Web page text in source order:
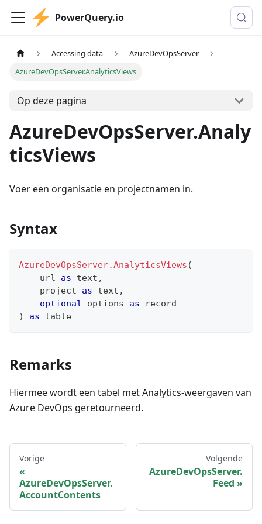
PowerQuery.io
Accessing data
AzureDevOpsServer
AzureDevOpsServer.AnalyticsViews
Op deze pagina
AzureDevOpsServer.Analy
ticsViews
Voer een organisatie en projectnamen in.
Syntax
AzureDevOpsServer.AnalyticsViews (
    url
as text ,
    project
as text ,
optional options as
record
)
as table
Remarks
Hiermee wordt een tabel met Analytics-weergaven van
Azure DevOps geretourneerd.
Vorige
AzureDevOpsServer.
AccountContents
Volgende
AzureDevOpsServer.
Feed